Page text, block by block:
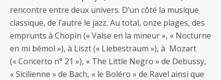
rencontre entre deux univers. D’un côté la musique
classique, de l’autre le jazz. Au total, onze plages, des
emprunts à Chopin (« Valse en la mineur », « Nocturne
en mi bémol »), à Liszt (« Liebestraum »), à Mozart
(« Concerto n° 21 »), « The Little Negro » de Debussy,
« Sicilienne » de Bach, « le Boléro » de Ravel ainsi que